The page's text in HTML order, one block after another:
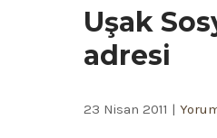
Uşak
adresi
23 Nisan 2011 |